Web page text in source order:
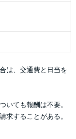
は、交通費と日当を
いても報酬は不要。
求することがある。